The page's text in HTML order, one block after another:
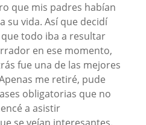
que mis padres habían
vida. Así que decidí
todo iba a resultar
en ese momento,
fue una de las mejores
me retiré, pude
obligatorias que no
a asistir